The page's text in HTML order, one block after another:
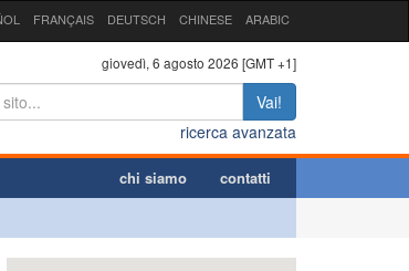
FRANÇAIS DEUTSCH CHINESE ARABIC
giovedì, 6 agosto 2026 [GMT +1]
Vai!
ricerca avanzata
chi siamo contatti